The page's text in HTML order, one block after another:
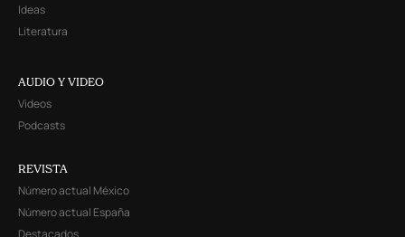
Ideas
Literatura
AUDIO Y VIDEO
Videos
Podcasts
REVISTA
Número actual México
Número actual España
Destacados